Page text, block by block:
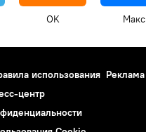
OK Макс
использования Реклама
центр